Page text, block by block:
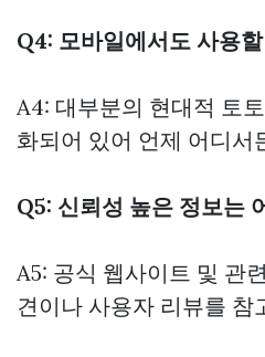
Q4: 모바일에서도 사용
A4: 대부분의 현대적 토
화되어 있어 언제 어디서
Q5: 신뢰성 높은 정보는
A5: 공식 웹사이트 및 관
견이나 사용자 리뷰를 참